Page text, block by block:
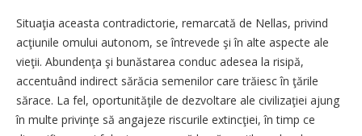
Situaţia aceasta contradictorie, remarcată de Nellas, privind
acţiunile omului autonom, se întrevede şi în alte aspecte ale
vieţii. Abundenţa şi bunăstarea conduc adesea la risipă,
accentuând indirect sărăcia semenilor care trăiesc în ţările
sărace. La fel, oportunităţile de dezvoltare ale civilizaţiei ajung
în multe privinţe să angajeze riscurile extincţiei, în timp ce